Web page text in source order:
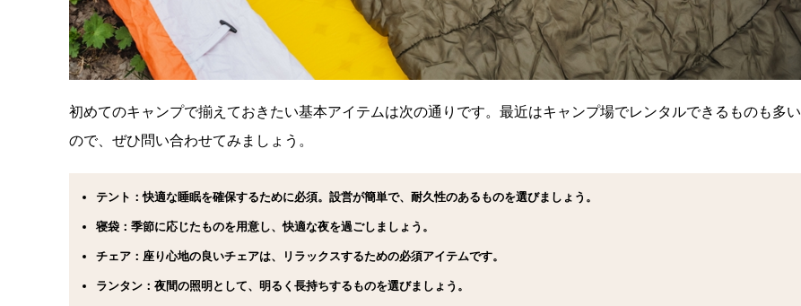
初めてのキャンプで揃えておきたい基本アイテムは次の通りです。最近はキャンプ場でレンタルできるものも多い
ので、ぜひ問い合わせてみましょう。
テント ：快適な睡眠を確保するために必須。設営が簡単で、耐久性のあるものを選びましょう。
寝袋 ：季節に応じたものを用意し、快適な夜を過ごしましょう。
チェア ：座り心地の良いチェアは、リラックスするための必須アイテムです。
ランタン ：夜間の照明として、明るく長持ちするものを選びましょう。